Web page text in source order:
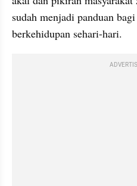
sudah menjadi panduan
berkehidupan sehari-hari.